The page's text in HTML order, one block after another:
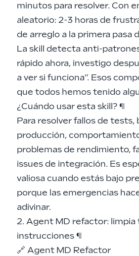
minutos para resolver. Con
aleatorio: 2-3 horas de
de arreglo a la primera pasa
La skill detecta anti-
rápido ahora, investigo
a ver si funciona”. Esos
que todos hemos tenido
¿Cuándo usar esta skill? ¶
Para resolver fallos de tests,
producción,
problemas de rendimiento,
issues de integración. Es
valiosa cuando estás bajo
porque las emergencias
adivinar.
2. Agent MD refactor: limpia
instrucciones ¶
🔗 Agent MD Refactor